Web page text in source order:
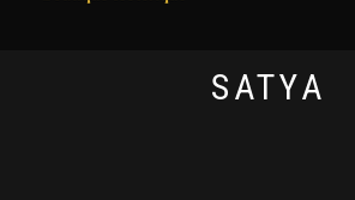
SATYA